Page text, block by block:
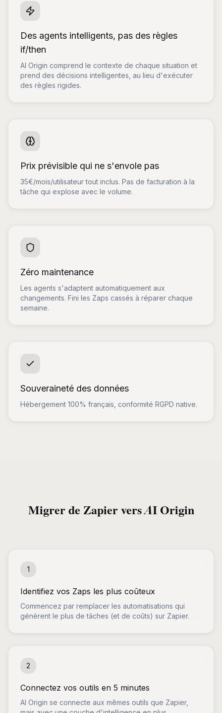
Des agents intelligents, pas des règles
if/then
AI Origin comprend le contexte de chaque situation et
prend des décisions intelligentes, au lieu d'exécuter
des règles rigides.
Prix prévisible qui ne s'envole pas
35€/mois/utilisateur tout inclus. Pas de facturation à la
tâche qui explose avec le volume.
Zéro maintenance
Les agents s'adaptent automatiquement aux
changements. Fini les Zaps cassés à réparer chaque
semaine.
Souveraineté des données
Hébergement 100% français, conformité RGPD native.
Migrer de Zapier vers AI Origin
1
Identifiez vos Zaps les plus coûteux
Commencez par remplacer les automatisations qui
génèrent le plus de tâches (et de coûts) sur Zapier.
2
Connectez vos outils en 5 minutes
AI Origin se connecte aux mêmes outils que Zapier,